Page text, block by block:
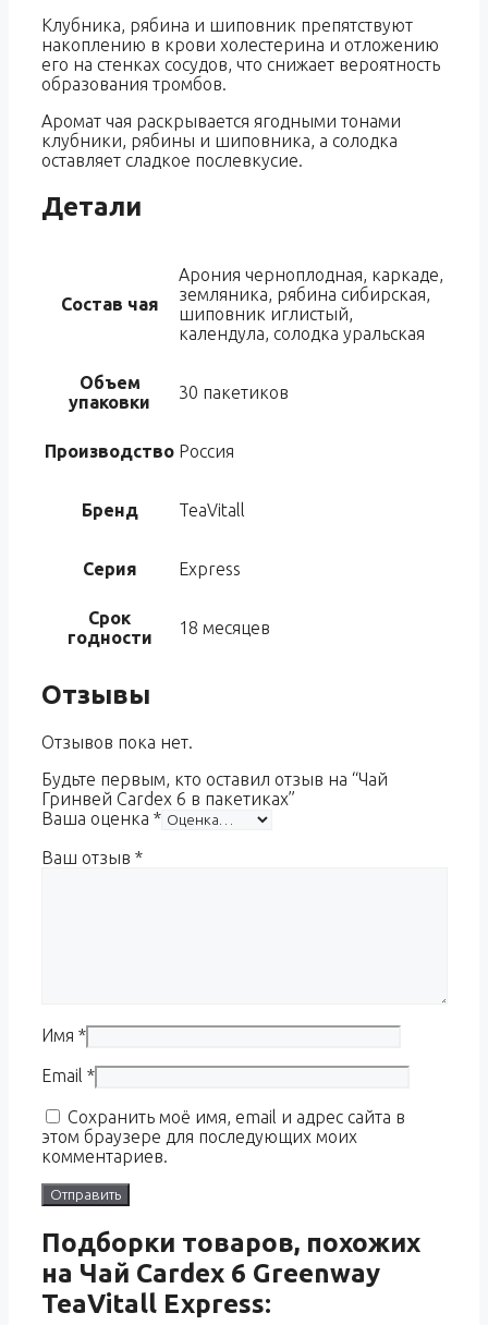
Клубника, рябина и шиповник препятствуют
накоплению в крови холестерина и отложению
его на стенках сосудов, что снижает вероятность
образования тромбов.
Аромат чая раскрывается ягодными тонами
клубники, рябины и шиповника, а солодка
оставляет сладкое послевкусие.
Детали
Состав чая
Арония черноплодная, каркаде,
земляника, рябина сибирская,
шиповник иглистый,
календула, солодка уральская
Объем
упаковки
30 пакетиков
Производство Россия
Бренд TeaVitall
Серия Express
Срок
годности
18 месяцев
Отзывы
Отзывов пока нет.
Будьте первым, кто оставил отзыв на “Чай
Гринвей Cardex 6 в пакетиках”
Ваша оценка *
Ваш отзыв *
Имя *
Email *
Сохранить моё имя, email и адрес сайта в
этом браузере для последующих моих
комментариев.
Подборки товаров, похожих
на Чай Cardex 6 Greenway
TeaVitall Express: